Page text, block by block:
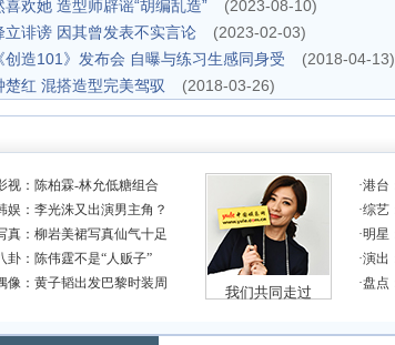
欢她 造型师辟谣“胡编乱造”
(2023-08-10)
诽谤 因其曾发表不实言论
(2023-02-03)
造101》发布会 自曝与练习生感同身受
(2018-04-13)
红 混搭造型完美驾驭
(2018-03-26)